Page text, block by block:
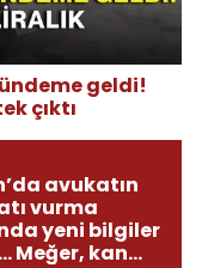
geldi!
çıktı
avukatın
vurma
yeni bilgiler
Meğer, kan